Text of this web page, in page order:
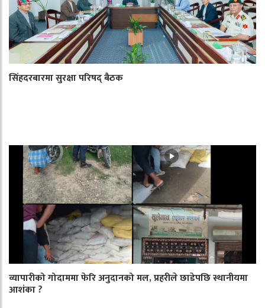
सिंहदरबारमा सुरक्षा परिषद् बैठक
व्यापारीको गोदाममा फेरि अनुदानको मल, प्रहरीले छाडेपछि स्थानीयमा
आशंका ?